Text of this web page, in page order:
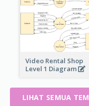
Video Rental Shop
Level 1 Diagram
LIHAT SEMUA